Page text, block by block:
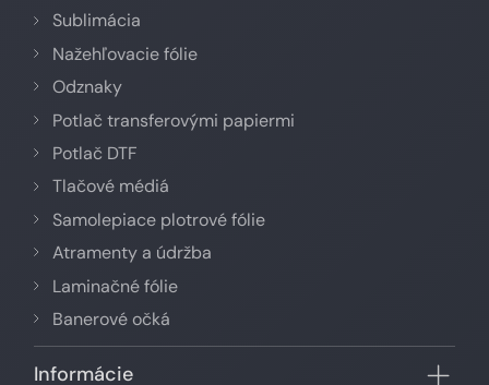
Sublimácia
Nažehľovacie fólie
Odznaky
Potlač transferovými papiermi
Potlač DTF
Tlačové médiá
Samolepiace plotrové fólie
Atramenty a údržba
Laminačné fólie
Banerové očká
Informácie